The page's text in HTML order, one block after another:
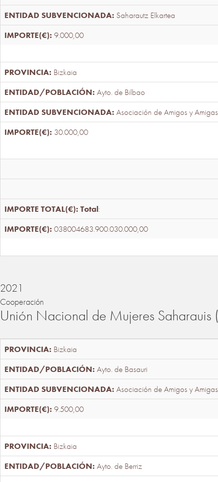
Saharautz Elkartea
9.000,00
Bizkaia
Ayto. de Bilbao
Asociación de Amigos y
30.000,00
Total:
038004683.900.030.000,00
2021
Cooperación
Unión Nacional de Mujeres
Bizkaia
Ayto. de Basauri
Asociación de Amigos y
9.500,00
Bizkaia
Ayto. de Berriz